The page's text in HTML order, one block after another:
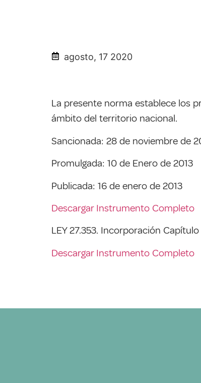
agosto, 17 2020
La presente norma establece los
ámbito del territorio nacional.
Sancionada: 28 de noviembre de
Promulgada: 10 de Enero de 2013
Publicada: 16 de enero de 2013
Descargar Instrumento Completo
LEY 27.353. Incorporación Capítulo
Descargar Instrumento Completo